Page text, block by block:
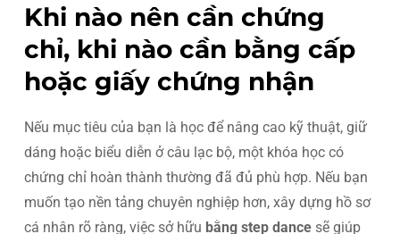
Khi nào nên cần chứng
chỉ, khi nào cần bằng cấp
hoặc giấy chứng nhận
Nếu mục tiêu của bạn là học để nâng cao kỹ thuật, giữ
dáng hoặc biểu diễn ở câu lạc bộ, một khóa học có
chứng chỉ hoàn thành thường đã đủ phù hợp. Nếu bạn
muốn tạo nền tảng chuyên nghiệp hơn, xây dựng hồ sơ
cá nhân rõ ràng, việc sở hữu bằng step dance sẽ giúp